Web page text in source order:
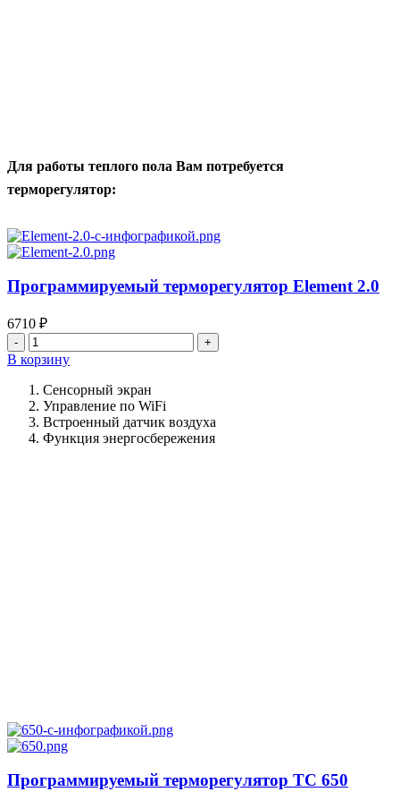
Для работы теплого пола Вам потребуется
терморегулятор:
Программируемый терморегулятор Element 2.0
6710 ₽
Количество
товара
Программируемый
терморегулятор
Element
2.0
В корзину
Сенсорный экран
Управление по WiFi
Встроенный датчик воздуха
Функция энергосбережения
Программируемый терморегулятор ТС 650